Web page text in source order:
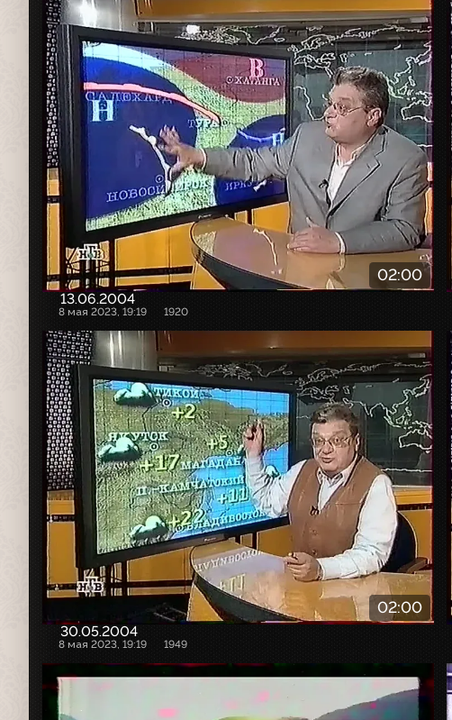
02:00
13.06.2004
8 мая 2023, 19:19 1920
02:00
30.05.2004
8 мая 2023, 19:19 1949